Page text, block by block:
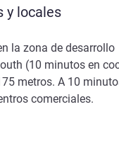
y locales
la zona de desarrollo
(10 minutos en
metros. A 10
comerciales.